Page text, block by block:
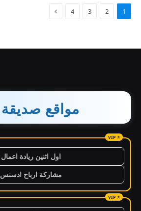
1
2
3
4
مواقع صديقة
اول اثنين ريادة اعمال
مشاركة ارباح ادسنس